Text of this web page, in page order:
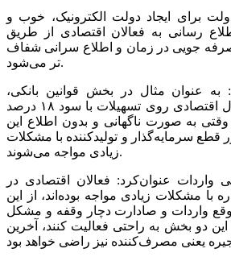
برای ایجاد دولت الکترونیک، خوب و
رسانی به فعالان اقتصادی از طریق
جویی در زمان و اطلاع سرانی شفاف
تر می‌شود.
به عنوان مثال در بخش قوانین بانکی،
تولیدکننده به عنوان فعال اقتصادی روی تسهیلات با سود ۱۸ درصد
به صورت ناگهانی و بدون اطلاع این
قطع سرمایه‌گذار و تولیدکننده با مشکلات
زیادی مواجه می‌شوند.
عنوان‌کرد: فعالان اقتصادی در
با مشکلات زیادی مواجه بوده‌اند، از این
واردات و صادارت دچار وقفه و مشکل
دو بخش به راحتی فعالیت کنند، آخرین